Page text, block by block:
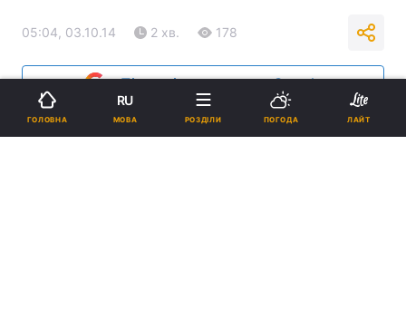
05:04, 03.10.14 2 хв. 178
Підпишіться на нас в Google
ГОЛОВНА
RU
МОВА РОЗДІЛИ ПОГОДА ЛАЙТ